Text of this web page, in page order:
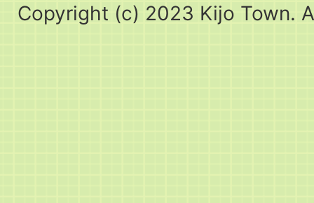
Copyright (c) 2023 Kijo Town.